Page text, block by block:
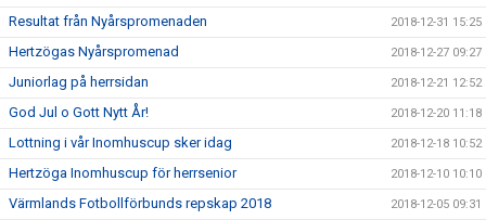
Resultat från Nyårspromenaden 2018-12-31 15:25
Hertzögas Nyårspromenad 2018-12-27 09:27
Juniorlag på herrsidan 2018-12-21 12:52
God Jul o Gott Nytt År! 2018-12-20 11:18
Lottning i vår Inomhuscup sker idag 2018-12-18 10:52
Hertzöga Inomhuscup för herrsenior 2018-12-10 10:10
Värmlands Fotbollförbunds repskap 2018 2018-12-05 09:31